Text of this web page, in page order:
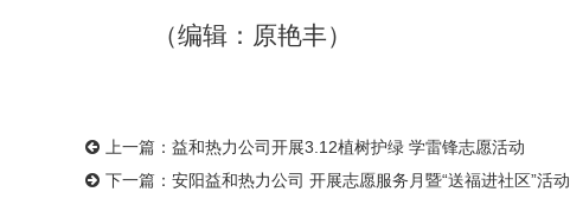
（编辑：原艳丰）
上一篇： 益和热力公司开展3.12植树护绿 学雷锋志愿活动
下一篇： 安阳益和热力公司 开展志愿服务月暨“送福进社区”活动